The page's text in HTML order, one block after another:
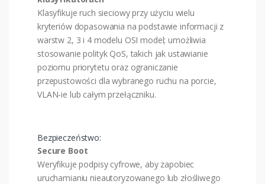
Klasyfikuje ruch sieciowy przy użyciu wielu
kryteriów dopasowania na podstawie informacji z
warstw 2, 3 i 4 modelu OSI model; umożliwia
stosowanie polityk QoS, takich jak ustawianie
poziomu priorytetu oraz ograniczanie
przepustowości dla wybranego ruchu na porcie,
VLAN-ie lub całym przełączniku.
Bezpieczeństwo:
Secure Boot
Weryfikuje podpisy cyfrowe, aby zapobiec
uruchamianiu nieautoryzowanego lub złośliwego